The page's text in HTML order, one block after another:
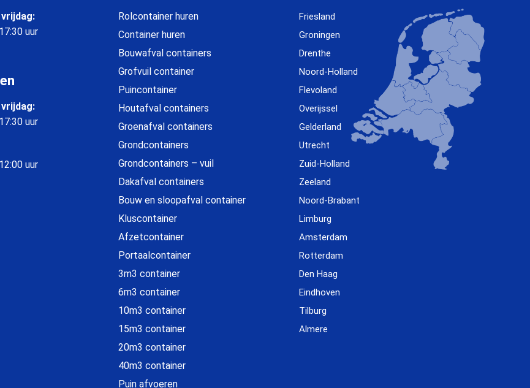
uur
uur
uur
Rolcontainer huren
Container huren
Bouwafval containers
Grofvuil container
Puincontainer
Houtafval containers
Groenafval containers
Grondcontainers
Grondcontainers – vuil
Dakafval containers
Bouw en sloopafval container
Kluscontainer
Afzetcontainer
Portaalcontainer
3m3 container
6m3 container
10m3 container
15m3 container
20m3 container
40m3 container
Puin afvoeren
Friesland
Groningen
Drenthe
Noord-Holland
Flevoland
Overijssel
Gelderland
Utrecht
Zuid-Holland
Zeeland
Noord-Brabant
Limburg
Amsterdam
Rotterdam
Den Haag
Eindhoven
Tilburg
Almere